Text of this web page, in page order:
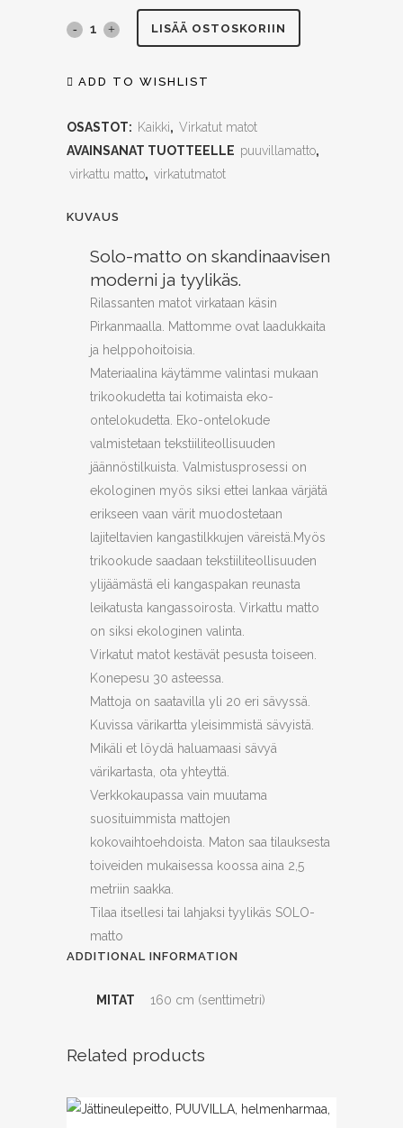
SOLO-
virkattu,
quantity
LISÄÄ OSTOSKORIIN
ADD TO WISHLIST
OSASTOT: Kaikki, Virkatut matot
AVAINSANAT TUOTTEELLE puuvillamatto,
virkattu matto, virkatutmatot
KUVAUS
Solo-matto on skandinaavisen
moderni ja tyylikäs.
Rilassanten matot virkataan käsin
Pirkanmaalla. Mattomme ovat laadukkaita
ja helppohoitoisia.
Materiaalina käytämme valintasi mukaan
trikookudetta tai kotimaista eko-
ontelokudetta. Eko-ontelokude
valmistetaan tekstiiliteollisuuden
jäännöstilkuista. Valmistusprosessi on
ekologinen myös siksi ettei lankaa värjätä
erikseen vaan värit muodostetaan
lajiteltavien kangastilkkujen väreistä.Myös
trikookude saadaan tekstiiliteollisuuden
ylijäämästä eli kangaspakan reunasta
leikatusta kangassoirosta. Virkattu matto
on siksi ekologinen valinta.
Virkatut matot kestävät pesusta toiseen.
Konepesu 30 asteessa.
Mattoja on saatavilla yli 20 eri sävyssä.
Kuvissa värikartta yleisimmistä sävyistä.
Mikäli et löydä haluamaasi sävyä
värikartasta, ota yhteyttä.
Verkkokaupassa vain muutama
suosituimmista mattojen
kokovaihtoehdoista. Maton saa tilauksesta
toiveiden mukaisessa koossa aina 2,5
metriin saakka.
Tilaa itsellesi tai lahjaksi tyylikäs SOLO-
matto
ADDITIONAL INFORMATION
MITAT 160 cm (senttimetri)
Related products